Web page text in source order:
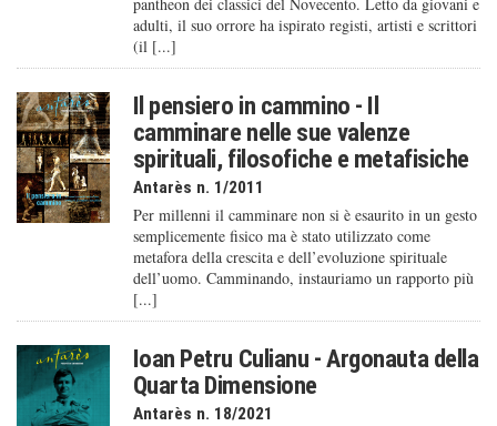
adulti, il suo orrore ha ispirato registi, artisti e scrittori
(il [...]
Il pensiero in cammino - Il
camminare nelle sue valenze
spirituali, filosofiche e metafisiche
Antarès n. 1/2011
Per millenni il camminare non si è esaurito in un gesto
semplicemente fisico ma è stato utilizzato come
metafora della crescita e dell’evoluzione spirituale
dell’uomo. Camminando, instauriamo un rapporto più
[...]
Ioan Petru Culianu - Argonauta della
Quarta Dimensione
Antarès n. 18/2021